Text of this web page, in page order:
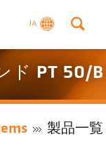
JA
ド PT 50/B
製品一覧